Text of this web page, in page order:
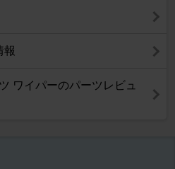
報
ワイパーのパーツレビュ